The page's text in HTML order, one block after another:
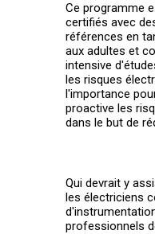
Ce programme
certifiés avec
références en
aux adultes et
intensive
les risques
l'importance
proactive les
dans le but de
Qui devrait y
les électriciens
professionnels